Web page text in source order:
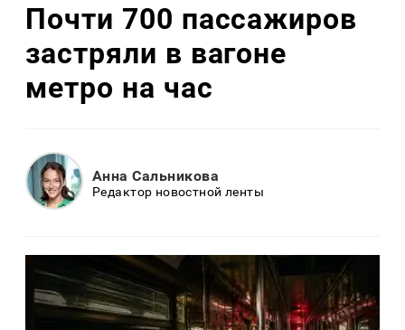
Почти 700 пассажиров
застряли в вагоне
метро на час
Анна Сальникова
Редактор новостной ленты